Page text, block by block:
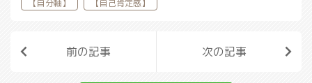
【自分軸】 【自己肯定感】
前の記事 次の記事